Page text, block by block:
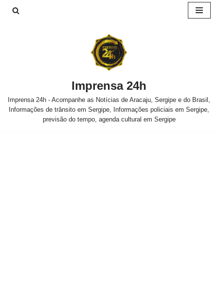
Imprensa 24h
Imprensa 24h - Acompanhe as Notícias de Aracaju, Sergipe e do Brasil,
Informações de trânsito em Sergipe, Informações policiais em Sergipe,
previsão do tempo, agenda cultural em Sergipe